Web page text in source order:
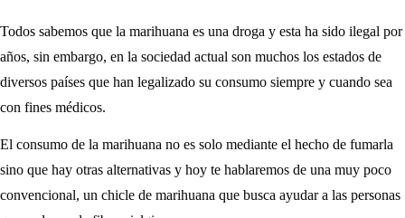
Todos sabemos que la marihuana es una droga y esta ha sido ilegal por
años, sin embargo, en la sociedad actual son muchos los estados de
diversos países que han legalizado su consumo siempre y cuando sea
con fines médicos.
El consumo de la marihuana no es solo mediante el hecho de fumarla
sino que hay otras alternativas y hoy te hablaremos de una muy poco
convencional, un chicle de marihuana que busca ayudar a las personas